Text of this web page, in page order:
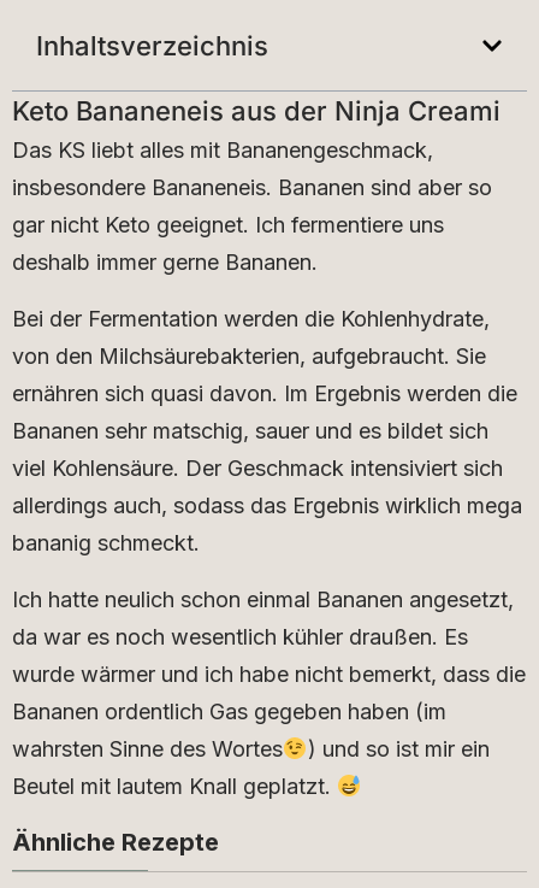
Inhaltsverzeichnis
Keto Bananeneis aus der Ninja Creami
Das KS liebt alles mit Bananengeschmack,
insbesondere Bananeneis. Bananen sind aber so
gar nicht Keto geeignet. Ich fermentiere uns
deshalb immer gerne Bananen.
Bei der Fermentation werden die Kohlenhydrate,
von den Milchsäurebakterien, aufgebraucht. Sie
ernähren sich quasi davon. Im Ergebnis werden die
Bananen sehr matschig, sauer und es bildet sich
viel Kohlensäure. Der Geschmack intensiviert sich
allerdings auch, sodass das Ergebnis wirklich mega
bananig schmeckt.
Ich hatte neulich schon einmal Bananen angesetzt,
da war es noch wesentlich kühler draußen. Es
wurde wärmer und ich habe nicht bemerkt, dass die
Bananen ordentlich Gas gegeben haben (im
wahrsten Sinne des Wortes
) und so ist mir ein
Beutel mit lautem Knall geplatzt.
Ähnliche Rezepte